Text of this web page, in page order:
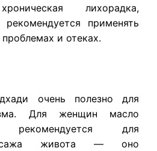
лихорадка,
применять
и отеках.
очень полезно для
Для женщин масло
рекомендуется для
живота — оно